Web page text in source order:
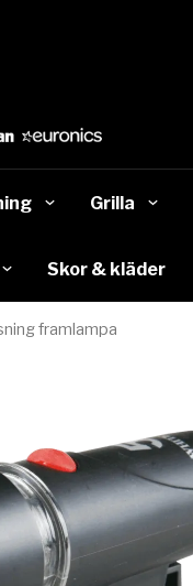
Grilla
Skor & kläder
framlampa